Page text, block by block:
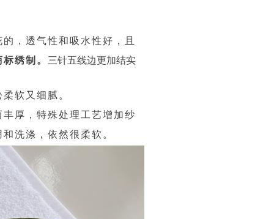
，透气性和吸水性好，且
绣制。 三针五线边更加结实
软又细腻。
厚，特殊处理工艺增加纱
洗涤，依然很柔软。